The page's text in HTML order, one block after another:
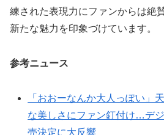
練された表現力にファンからは絶
新たな魅力を印象づけています。
参考ニュース
「おおーなんか大人っぽい」
な美しさにファン釘付け…デ
売決定に大反響